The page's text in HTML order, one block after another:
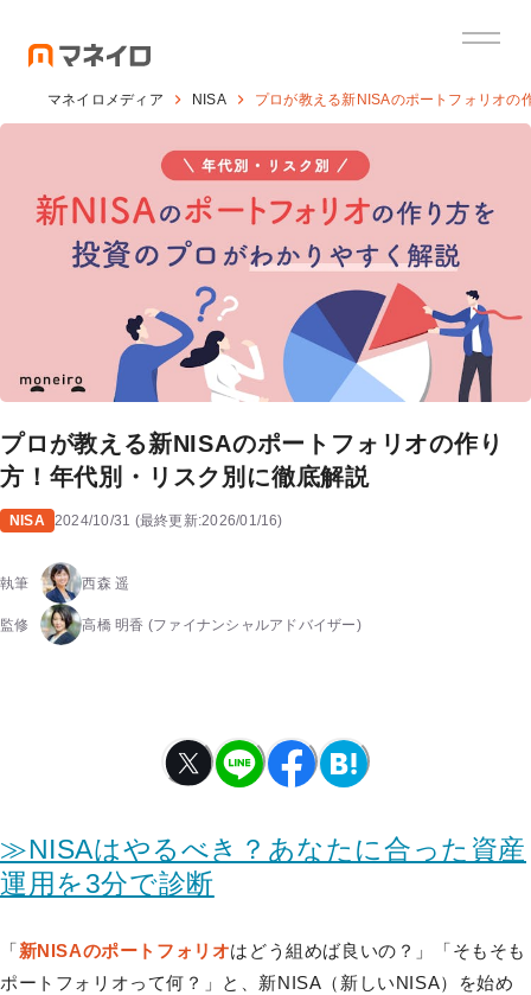
マネイロメディア NISA プロが教える新NISAのポートフォリオの
プロが教える新NISAのポートフォリオの作り
方！年代別・リスク別に徹底解説
NISA 2024/10/31 (最終更新:2026/01/16)
執筆 西森 遥
監修 高橋 明香 (ファイナンシャルアドバイザー)
≫NISAはやるべき？あなたに合った資産
運用を3分で診断
「新NISAのポートフォリオはどう組めば良いの？」「そもそも
ポートフォリオって何？」と、新NISA（新しいNISA）を始め